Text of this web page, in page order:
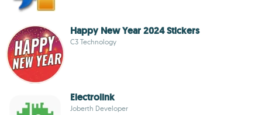
Happy New Year 2024 Stickers
C3 Technology
Electrolink
Joberth Developer